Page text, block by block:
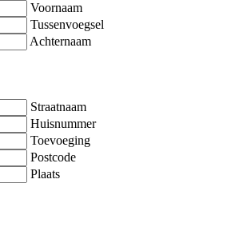
Voornaam
Tussenvoegsel
Achternaam
Straatnaam
Huisnummer
Toevoeging
Postcode
Plaats